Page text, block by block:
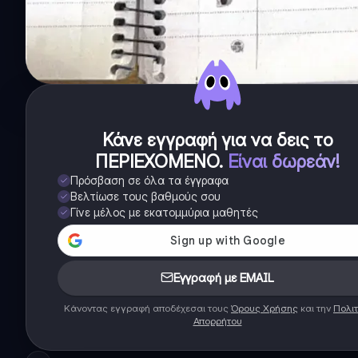
Κάνε εγγραφή για να δεις το
ΠΕΡΙΕΧΟΜΕΝΟ. Είναι δωρεάν!
Πρόσβαση σε όλα τα έγγραφα
Βελτίωσε τους βαθμούς σου
Γίνε μέλος με εκατομμύρια μαθητές
Εγγραφή με EMAIL
Κάνοντας εγγραφή αποδέχεσαι τους Όρους Χρήσης και την
Απορρήτου